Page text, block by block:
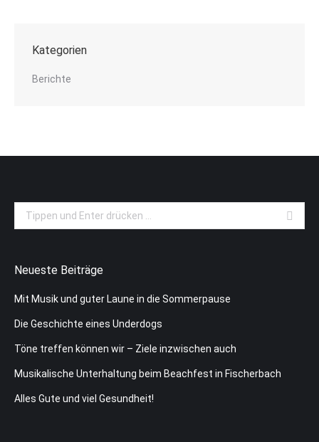
Kategorien
Berichte
Search:
Neueste Beiträge
Mit Musik und guter Laune in die Sommerpause
Die Geschichte eines Underdogs
Töne treffen können wir – Ziele inzwischen auch
Musikalische Unterhaltung beim Beachfest in Fischerbach
Alles Gute und viel Gesundheit!